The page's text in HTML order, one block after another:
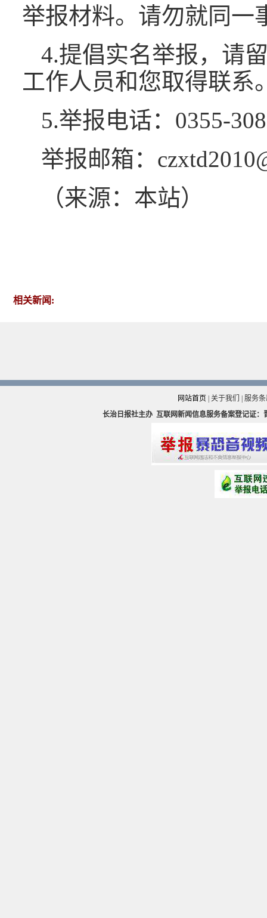
举报材料。请勿就同一
4.提倡实名举报，请
工作人员和您取得联系
5.举报电话： 0355-
举报邮箱：
（来源：本站）
相关新闻:
网站首页 关于我们
服务
长治日报社主办 互联网新闻信息服务备案登记证：